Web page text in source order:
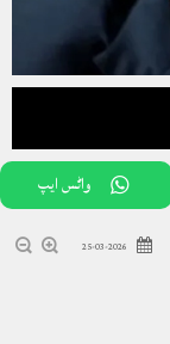
واٹس ایپ
2026-03-25